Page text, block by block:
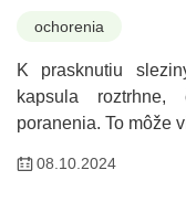
ochorenia
K prasknutiu
kapsula
poranenia. To môže
08.10.2024